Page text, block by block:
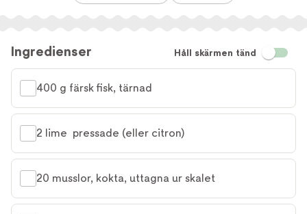
Ingredienser Håll skärmen tänd
400 g färsk fisk, tärnad
2 lime  pressade (eller citron)
20 musslor, kokta, uttagna ur skalet